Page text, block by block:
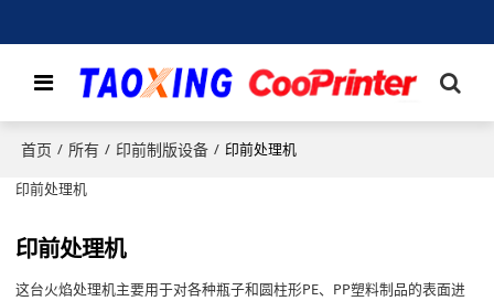
首页 / 所有 / 印前制版设备 / 印前处理机
印前处理机
印前处理机
这台火焰处理机主要用于对各种瓶子和圆柱形PE、PP塑料制品的表面进